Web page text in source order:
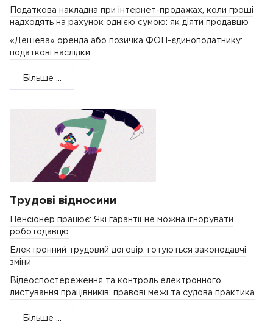
Податкова накладна при інтернет-продажах, коли гроші
надходять на рахунок однією сумою: як діяти продавцю
«Дешева» оренда або позичка ФОП-єдиноподатнику:
податкові наслідки
Більше ...
Трудові відносини
Пенсіонер працює: Які гарантії не можна ігнорувати
роботодавцю
Електронний трудовий договір: готуються законодавчі
зміни
Відеоспостереження та контроль електронного
листування працівників: правові межі та судова практика
Більше ...